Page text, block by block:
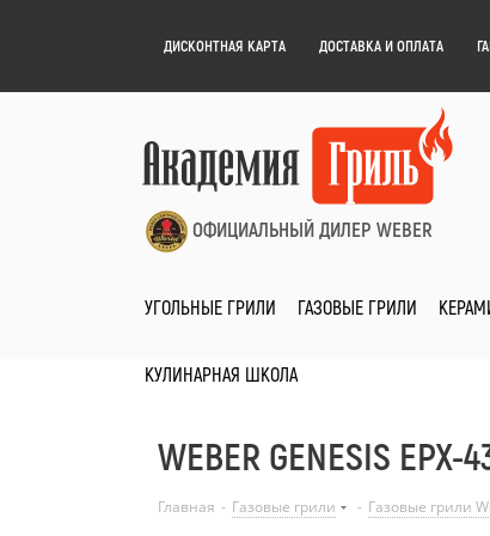
ДИСКОНТНАЯ КАРТА ДОСТАВКА И ОПЛАТА
ОФИЦИАЛЬНЫЙ ДИЛЕР WEBER
УГОЛЬНЫЕ ГРИЛИ ГАЗОВЫЕ ГРИЛИ
КУЛИНАРНАЯ ШКОЛА
WEBER GENESIS
Главная - Газовые грили - Газовые грили